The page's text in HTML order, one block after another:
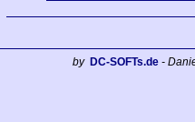
by DC-SOFTs.de -